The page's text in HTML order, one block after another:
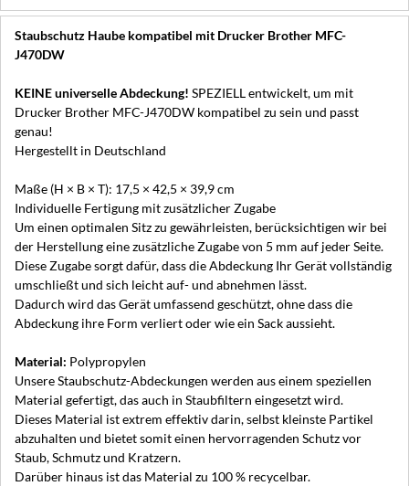
Staubschutz Haube kompatibel mit Drucker Brother MFC-
J470DW
KEINE universelle Abdeckung! SPEZIELL entwickelt, um mit
Drucker Brother MFC-J470DW kompatibel zu sein und passt
genau!
Hergestellt in Deutschland
Maße (H × B × T): 17,5 × 42,5 × 39,9 cm
Individuelle Fertigung mit zusätzlicher Zugabe
Um einen optimalen Sitz zu gewährleisten, berücksichtigen wir bei
der Herstellung eine zusätzliche Zugabe von 5 mm auf jeder Seite.
Diese Zugabe sorgt dafür, dass die Abdeckung Ihr Gerät vollständig
umschließt und sich leicht auf- und abnehmen lässt.
Dadurch wird das Gerät umfassend geschützt, ohne dass die
Abdeckung ihre Form verliert oder wie ein Sack aussieht.
Material: Polypropylen
Unsere Staubschutz-Abdeckungen werden aus einem speziellen
Material gefertigt, das auch in Staubfiltern eingesetzt wird.
Dieses Material ist extrem effektiv darin, selbst kleinste Partikel
abzuhalten und bietet somit einen hervorragenden Schutz vor
Staub, Schmutz und Kratzern.
Darüber hinaus ist das Material zu 100 % recycelbar.